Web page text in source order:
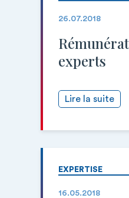
26.07.2018
experts
Lire la suite
EXPERTISE
16.05.2018